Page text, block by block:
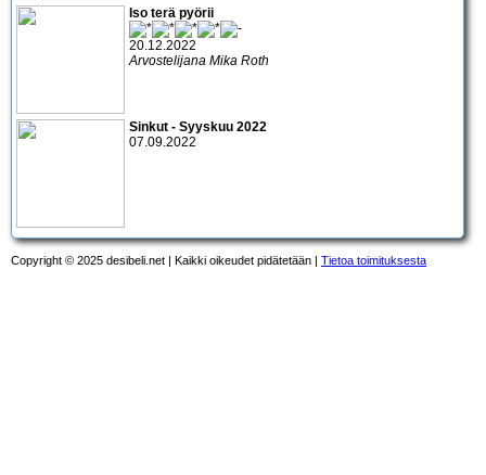
Iso terä pyörii
20.12.2022
Arvostelijana Mika Roth
Sinkut - Syyskuu 2022
07.09.2022
Copyright © 2025 desibeli.net | Kaikki oikeudet pidätetään | Tietoa toimituksesta